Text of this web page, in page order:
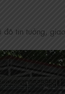
tin tưởng,